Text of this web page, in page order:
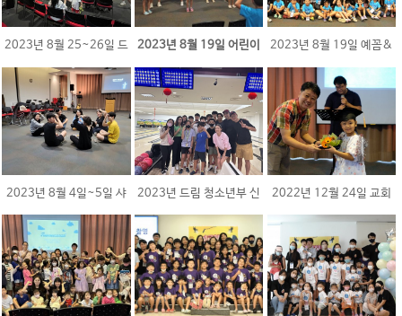
2023년 8월 25~26일 드
림 청소년부 여름 수..
2023년 8월 19일 어린이
찬양집회 "St..
2023년 8월 19일 예꼼&
꿈뜰 연합 여름..
2023년 8월 4일~5일 샤
인 청년부 수련회
2023년 드림 청소년부 신
입생 환영회 및 아..
2022년 12월 24일 교회
학교 졸업식 및 성탄..